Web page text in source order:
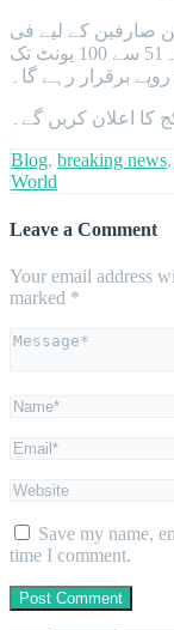
والے لائف لائن صارفین کے لیے فی
یونٹ ٹیرف 3.95 روپے برقرار رہے گا اور ماہانہ51 سے 100 یونٹ تک
کا اعلان کریں گے۔
Blog, breaking news,
World
Leave a Comment
Your email address
marked *
Save my name,
time I comment.